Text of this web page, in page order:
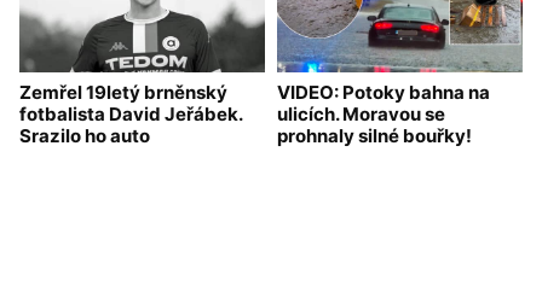
Zemřel 19letý brněnský
fotbalista David Jeřábek.
Srazilo ho auto
VIDEO: Potoky bahna na
ulicích. Moravou se
prohnaly silné bouřky!